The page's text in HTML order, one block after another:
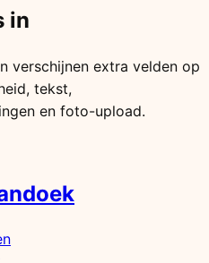
in
verschijnen extra velden op
tekst,
en foto-upload.